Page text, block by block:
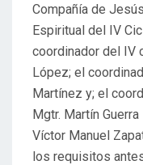
Compañía de
Espiritual del IV
coordinador del IV
López; el
Martínez y; el
Mgtr. Martín
Víctor Manuel
los requisitos